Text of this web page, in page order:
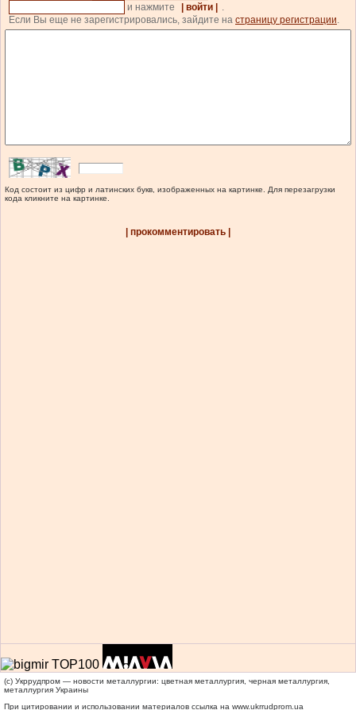
и нажмите
| войти |
.
Если Вы еще не зарегистрировались, зайдите на страницу регистрации.
Код состоит из цифр и латинских букв, изображенных на картинке. Для перезагрузки
кода кликните на картинке.
| прокомментировать |
(c) Укррудпром — новости металлургии: цветная металлургия, черная металлургия,
металлургия Украины
При цитировании и использовании материалов ссылка на www.ukrrudprom.ua